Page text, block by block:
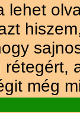
lehet
még